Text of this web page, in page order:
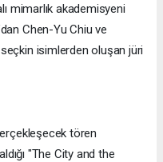
mimarlık akademisyeni
Chen-Yu Chiu ve
seçkin isimlerden oluşan jüri
tören
"The City and the